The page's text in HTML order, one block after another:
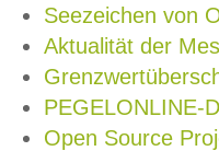
Seezeichen von
Aktualität der
PEGELONLINE-
Open Source